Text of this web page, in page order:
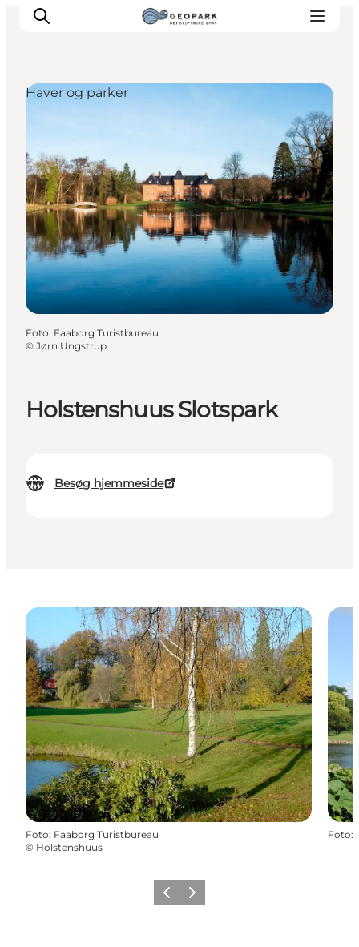
Holstenshuus Slotspark
Besøg hjemmeside
Haver og parker
Foto: Faaborg Turistbureau
© Jørn Ungstrup
Foto: Faaborg Turistbureau
© Holstenshuus
Foto:
ForrigeNæste